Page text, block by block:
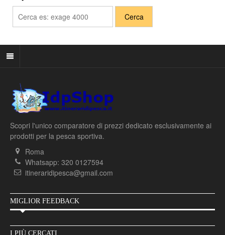
Scopri l'unico comparatore di prezzi dedicato esclusivamente ai
prodotti per la pesca sportiva.
Roma
Whatsapp: 320 0127594
itineraridipesca@gmail.com
MIGLIOR FEEDBACK
I PIÙ CERCATI